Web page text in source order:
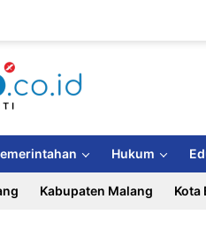
Hukum
Kabupaten Malang Kota